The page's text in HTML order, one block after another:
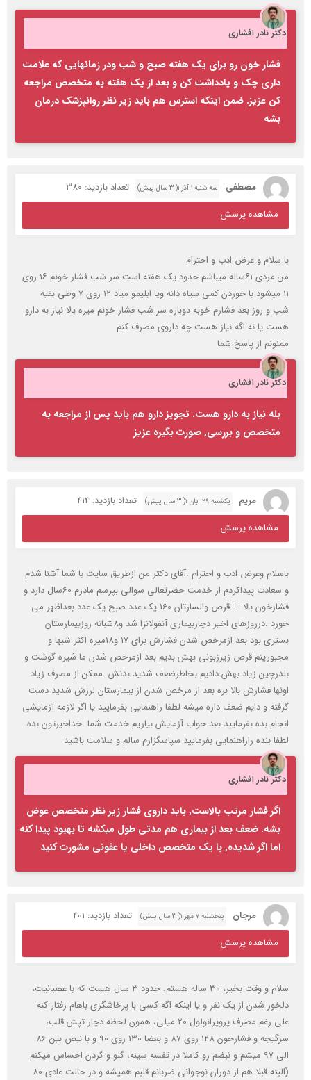
دکتر نادر افشاری
فشار خون رو برای یک هفته صبح و شب ودر زمانهایی که علامت
داری چک و یادداشت کن و بعد از یک هفته به متخصص مراجعه
کن عزیز. ضمن اینکه استرس هم باید زیر نظر روانپزشک درمان
بشه
مصطفی سه شنبه ۱ آذر ۱( 3 سال پیش)
تعداد بازدید: 380
مشاهده پرسش
با سلام و عرض ادب و احترام
من مردی ۶۱ساله میباشم حدود یک هفته است سر شب فشار خونم ۱۶ روی
۱۱ میشود با خوردن کمی سیاه دانه ویا ابلیمو میاد ۱۲ روی ۷ وطی بقیه
شب و روز بعد فشارم خوبه دوباره سر شب فشار خونم میره بالا نیاز به دارو
هست یا نه اگه نیاز هست چه داروی مصرف کنم
ممنونم از پاسخ شما
دکتر نادر افشاری
بله نیاز به دارو هست. تجویز دارو هم باید پس از مراجعه به
متخصص و بررسی, صورت بگیره عزیز
مریم یکشنبه ۲۹ آبان ۱( 3 سال پیش)
تعداد بازدید: 414
مشاهده پرسش
باسلام وعرض ادب و احترام .آقای دکتر من ازطریق سایت با شما آشنا شدم
و سعادت پیداکردم از خدمت حضرتعالی سوالی بپرسم مادرم 60سال دارد و
فشارخون بالا . =قرص والسارتان 160 یک عدد صبح یک عدد بعداظهر می
خورد .درروزهای اخیر دچاربیماری آنفولانزا شد و8شبانه روزبیمارستان
بستری بود بعد ازمرخص شدن فشارش برای 17 و18میره اکثر شبها و
مجبورینم قرص زیرزبونی بهش بدیم بعد ازمرخص شدن ما شیره گوشت و
بلدرچین زیاد بهش دادیم بخاطرضعف شدید بدنش .ممکن از مصرف زیاد
اونها فشارش بالا بره بعد از مرخص شدن از بیمارستان لرزش شدید دست
گرفته و دایم ضعف داره میشه لطفا راهنمایی بفرمایید یا اگر لازمه آزمایشی
انجام بده بفرمایید بعد جواب آزمایش بیاریم خدمت شما .خداخیرتون بده
لطفا بنده راراهنمایی بفرمایید سپاسگزارم سالم و سلامت باشید
دکتر نادر افشاری
اگر فشار مرتب بالاست, باید داروی فشار زیر نظر متخصص عوض
بشه. ضعف بعد از بیماری هم مدتی طول میکشه تا بهبود پیدا کنه
اما اگر شدیده, با یک متخصص داخلی یا عفونی مشورت کنید
مرجان پنجشنبه ۷ مهر ۱( 3 سال پیش)
تعداد بازدید: 401
مشاهده پرسش
سلام و وقت بخیر، 30 ساله هستم. حدود 3 سال هست که با عصبانیت،
دلخور شدن از یک نفر و یا اینکه اگه کسی با پرخاشگری باهام رفتار کنه
علی رغم مصرف پروپرانولول 20 میلی، همون لحظه دچار تپش قلب،
سرگیجه و فشارخون 128 روی 87 و بعضا 130 روی 90 و با نبض بین 86
الی 97 میشم و نبضم رو کاملا در قفسه سینه، گلو و گردن احساس میکنم
(البته قبلا هم از دوران نوجوانی ضربانم قلبم همیشه و در حالت عادی 80